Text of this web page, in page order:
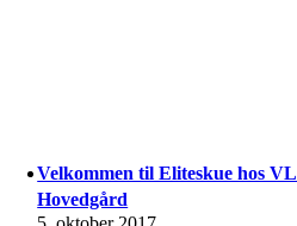
Velkommen til Eliteskue hos
Hovedgård